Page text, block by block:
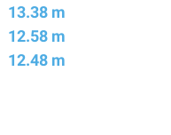
13.38 m
12.58 m
12.48 m